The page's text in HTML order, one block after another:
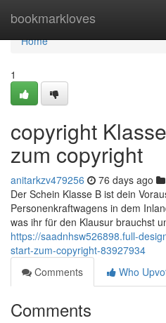
bookmarkloves
Home
Home
1
copyright
zum copyright
anitarkzv479256 76 days ago
Der Schein Klasse B ist dein
Personenkraftwagens in dem
was ihr für den Klausur brauchst
https://saadnhsw526898.full-
start-zum-copyright-83927934
Comments
Who
Comments